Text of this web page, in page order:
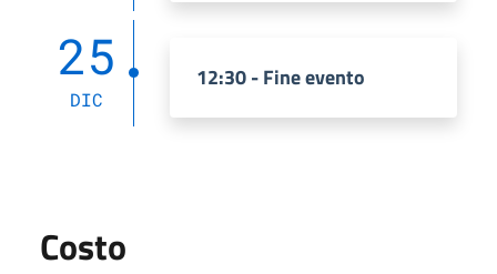
25
DIC
12:30 - Fine evento
Costo